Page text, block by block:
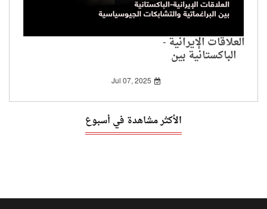
العلاقات الإيرانية -
الباكستانية بين
البراغماتية والتشابكات
Jul 07, 2025
الأكثر مشاهدة في أسبوع